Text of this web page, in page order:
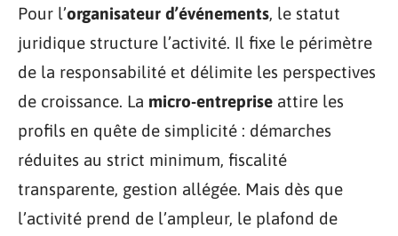
Pour l’organisateur d’événements, le statut
juridique structure l’activité. Il fixe le périmètre
de la responsabilité et délimite les perspectives
de croissance. La micro-entreprise attire les
profils en quête de simplicité : démarches
réduites au strict minimum, fiscalité
transparente, gestion allégée. Mais dès que
l’activité prend de l’ampleur, le plafond de